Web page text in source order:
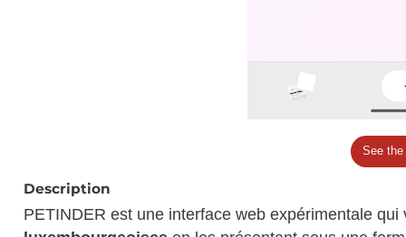
See the
Description
PETINDER est une interface web expérimentale qui